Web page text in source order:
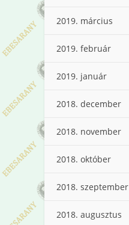
2019. március
2019. február
2019. január
2018. december
2018. november
2018. október
2018. szeptember
2018. augusztus